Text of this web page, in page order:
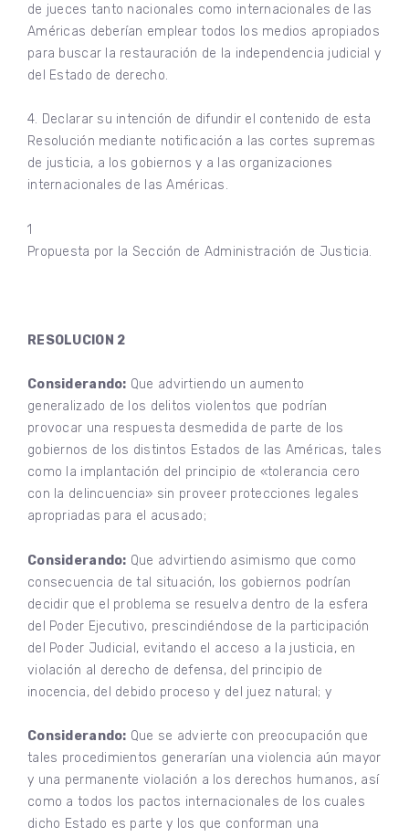
de jueces tanto nacionales como internacionales de las
Américas deberían emplear todos los medios apropiados
para buscar la restauración de la independencia judicial y
del Estado de derecho.
4. Declarar su intención de difundir el contenido de esta
Resolución mediante notificación a las cortes supremas
de justicia, a los gobiernos y a las organizaciones
internacionales de las Américas.
1
Propuesta por la Sección de Administración de Justicia.
RESOLUCION 2
Considerando: Que advirtiendo un aumento
generalizado de los delitos violentos que podrían
provocar una respuesta desmedida de parte de los
gobiernos de los distintos Estados de las Américas, tales
como la implantación del principio de «tolerancia cero
con la delincuencia» sin proveer protecciones legales
apropriadas para el acusado;
Considerando: Que advirtiendo asimismo que como
consecuencia de tal situación, los gobiernos podrían
decidir que el problema se resuelva dentro de la esfera
del Poder Ejecutivo, prescindiéndose de la participación
del Poder Judicial, evitando el acceso a la justicia, en
violación al derecho de defensa, del principio de
inocencia, del debido proceso y del juez natural; y
Considerando: Que se advierte con preocupación que
tales procedimientos generarían una violencia aún mayor
y una permanente violación a los derechos humanos, así
como a todos los pactos internacionales de los cuales
dicho Estado es parte y los que conforman una